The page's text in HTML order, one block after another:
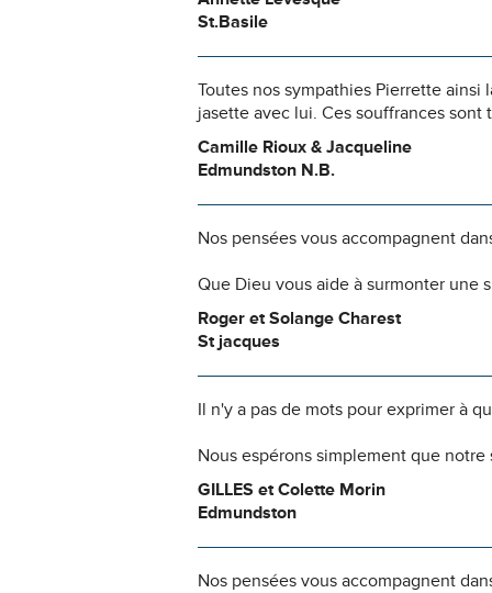
St.Basile
Toutes nos sympathies Pierrette
jasette avec lui. Ces souffrances
Camille Rioux & Jacqueline
Edmundston N.B.
Nos pensées vous accompagnent
Que Dieu vous aide à surmonter une
Roger et Solange Charest
St jacques
Il n'y a pas de mots pour exprimer à
Nous espérons simplement que
GILLES et Colette Morin
Edmundston
Nos pensées vous accompagnent